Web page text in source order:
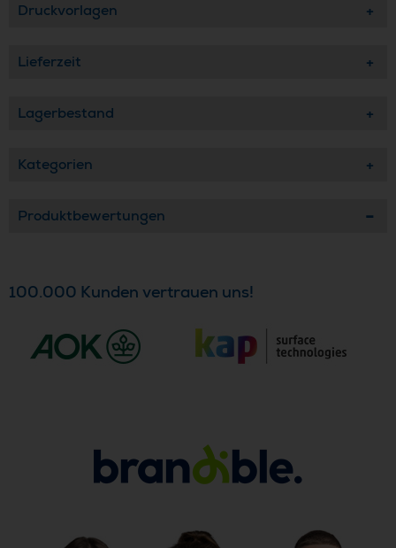
Druckvorlagen
Lieferzeit
Lagerbestand
Kategorien
Produktbewertungen
100.000 Kunden vertrauen uns!